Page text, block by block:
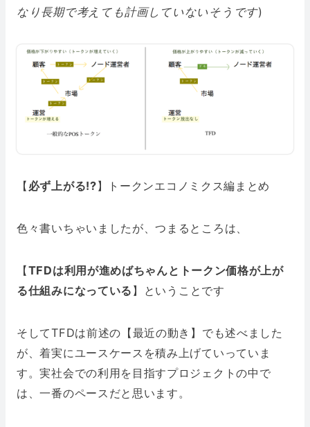
なり長期で考えても計画していないそうです)
【 必ず上がる!?】トークンエコノミクス編まとめ
色々書いちゃいましたが、つまるところは、
【TFDは利用が進めばちゃんとトークン価格が上が
る仕組みになっている 】ということです
そしてTFDは前述の【最近の動き】でも述べました
が、着実にユースケースを積み上げていっていま
す。実社会での利用を目指すプロジェクトの中で
は、一番のペースだと思います。